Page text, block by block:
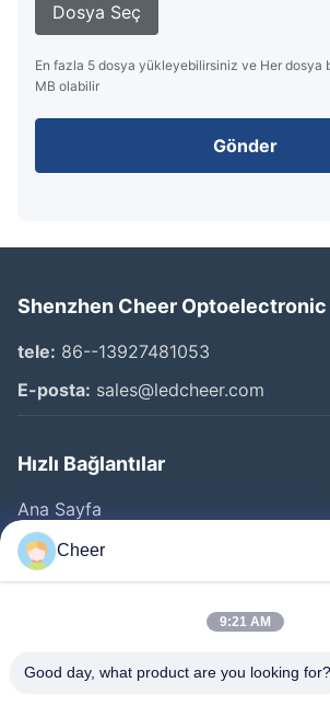
Dosya Seç
En fazla 5 dosya yükleyebilirsiniz ve Her dosya
MB olabilir
Gönder
Shenzhen Cheer Optoelectronic
tele: 86--13927481053
E-posta: sales@ledcheer.com
Hızlı Bağlantılar
Ana Sayfa
Ürünler
Hakkımızda
Kalite Kontrol
Cheer
9:21 AM
Good day, what product are you looking for?